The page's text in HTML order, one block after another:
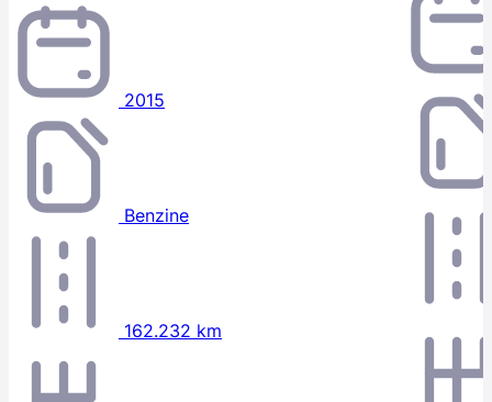
2015
Benzine
162.232 km